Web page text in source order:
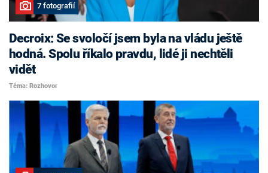
7 fotografií
Decroix: Se svoločí jsem byla na vládu ještě
hodná. Spolu říkalo pravdu, lidé ji nechtěli
vidět
Téma: Rozhovor